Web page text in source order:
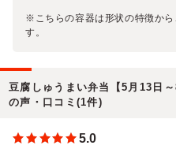
※こちらの容器は形状の特徴か
す。
豆腐しゅうまい弁当【5月13日
の声・口コミ(1件)
5.0